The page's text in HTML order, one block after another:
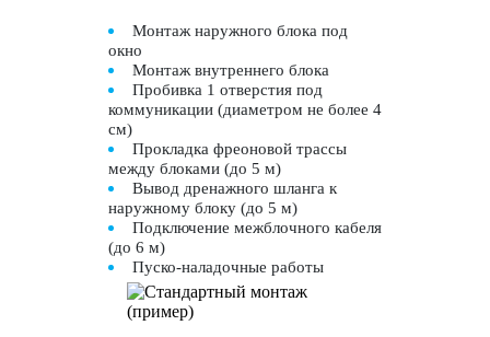
Монтаж наружного блока под
окно
Монтаж внутреннего блока
Пробивка 1 отверстия под
коммуникации (диаметром не более 4
см)
Прокладка фреоновой трассы
между блоками (до 5 м)
Вывод дренажного шланга к
наружному блоку (до 5 м)
Подключение межблочного кабеля
(до 6 м)
Пуско-наладочные работы